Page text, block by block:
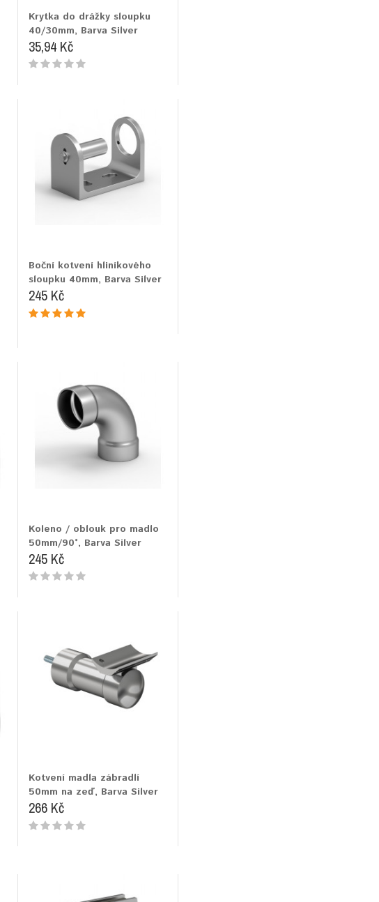
Krytka do drážky sloupku
40/30mm, Barva Silver
35,94 Kč
Boční kotvení hliníkového
sloupku 40mm, Barva Silver
245 Kč
Koleno / oblouk pro madlo
50mm/90°, Barva Silver
245 Kč
Kotvení madla zábradlí
50mm na zeď, Barva Silver
266 Kč